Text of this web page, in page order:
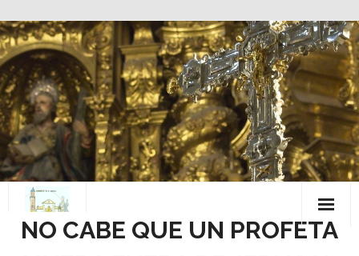
Saltar
al
contenido
NO CABE QUE UN PROFETA